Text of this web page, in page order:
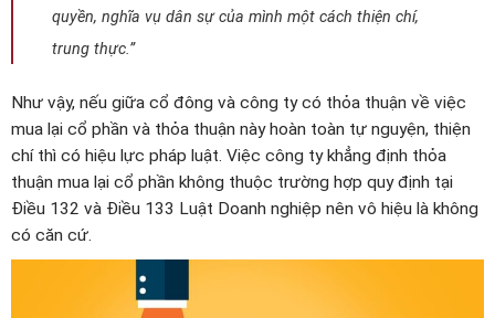
quyền, nghĩa vụ dân sự của mình một cách thiện chí,
trung thực.”
Như vậy, nếu giữa cổ đông và công ty có thỏa thuận về việc
mua lại cổ phần và thỏa thuận này hoàn toàn tự nguyện, thiện
chí thì có hiệu lực pháp luật. Việc công ty khẳng định thỏa
thuận mua lại cổ phần không thuộc trường hợp quy định tại
Điều 132 và Điều 133 Luật Doanh nghiệp nên vô hiệu là không
có căn cứ.